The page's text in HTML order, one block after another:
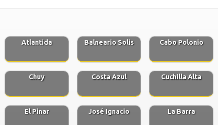
Atlantida Balneario Solis Cabo Polonio
Chuy Costa Azul Cuchilla Alta
El Pinar José Ignacio La Barra